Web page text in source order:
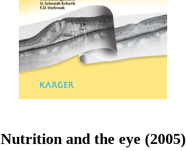
Nutrition and the eye (2005)